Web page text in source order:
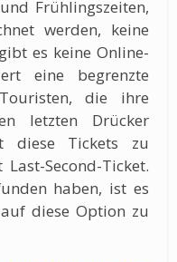
Frühlingszeiten,
werden, keine
es keine Online-
eine begrenzte
die ihre
letzten Drücker
diese Tickets zu
Second-Ticket.
haben, ist es
diese Option zu